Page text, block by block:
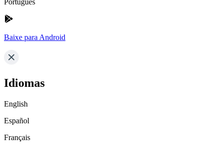
Português
Baixe para Android
Idiomas
English
Español
Français